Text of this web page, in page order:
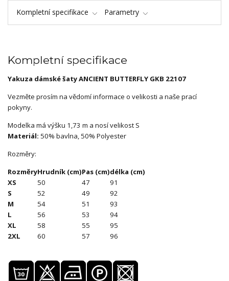
Kompletní specifikace Parametry
Kompletní specifikace
Yakuza dámské šaty ANCIENT BUTTERFLY GKB 22107
Vezměte prosím na vědomí informace o velikosti a naše prací
pokyny.
Modelka má výšku 1,73 m a nosí velikost S
Materiál: 50% bavlna, 50% Polyester
Rozměry:
RozměryHrudník (cm)Pas (cm)délka (cm)
XS
50 47
91
S
52 49
92
M
54 51
93
L
56 53
94
XL
58 55
95
2XL
60 57 96